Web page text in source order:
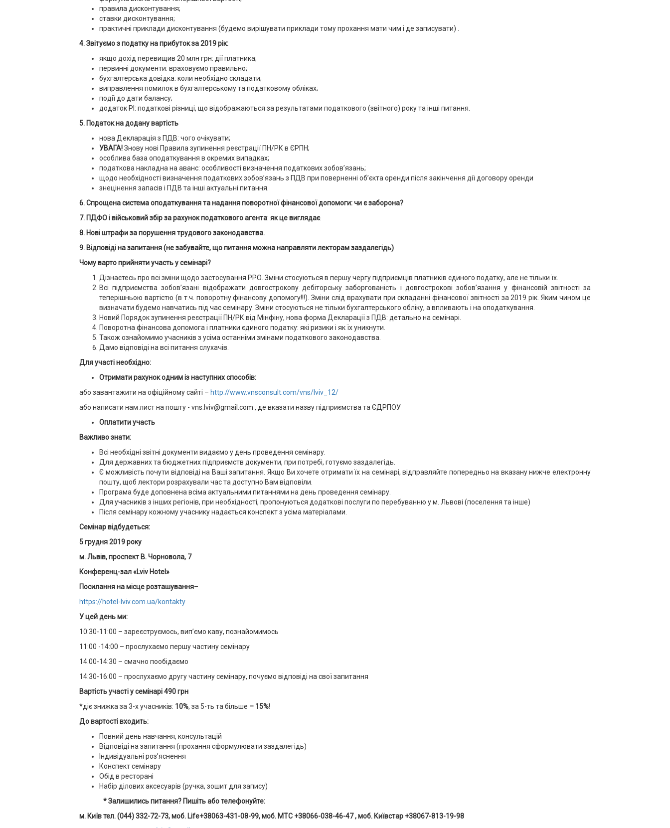
правила дисконтування;
ставки дисконтування;
практичні приклади дисконтування (будемо вирішувати приклади тому прохання мати чим і де записувати) .
4. Звітуємо з податку на прибуток за 2019 рік:
якщо дохід перевищив 20 млн грн: дії платника;
первинні документи: враховуємо правильно;
бухгалтерська довідка: коли необхідно складати;
виправлення помилок в бухгалтерському та податковому обліках;
події до дати балансу;
додаток РІ: податкові різниці, що відображаються за результатами податкового (звітного) року та інші питання.
5. Податок на додану вартість
нова Декларація з ПДВ: чого очікувати;
УВАГА!Знову нові Правила зупинення реєстрації ПН/РК в ЄРПН;
особлива база оподаткування в окремих випадках;
податкова накладна на аванс: особливості визначення податкових зобов’язань;
щодо необхідності визначення податкових зобов’язань з ПДВ при поверненні об’єкта оренди після закінчення дії договору оренди
знецінення запасів і ПДВ та інші актуальні питання.
6. Спрощена система оподаткуваннята надання поворотної фінансової допомоги: чи є заборона?
7. ПДФО і військовий збір за рахунок податкового агента: як це виглядає.
8. Нові штрафи за порушення трудового законодавства.
9. Відповіді на запитання (не забувайте, що питання можна направляти лекторам заздалегідь)
Чому варто прийняти участь у семінарі?
Дізнаєтесь про всі зміни щодо застосування РРО. Зміни стосуються в першу чергу підприємців платників єдиного податку, але не тільки їх.
Всі підприємства зобов’язані відображати довгострокову дебіторську заборгованість і довгострокові зобов’язання у фінансовій звітності за
теперішньою вартістю (в т.ч. поворотну фінансову допомогу!!!). Зміни слід врахувати при складанні фінансової звітності за 2019 рік. Яким чином це
визначати будемо навчатись під час семінару. Зміни стосуються не тільки бухгалтерського обліку, а впливають і на оподаткування.
Новий Порядок зупинення реєстрації ПН/РК від Мінфіну, нова форма Декларації з ПДВ: детально на семінарі.
Поворотна фінансова допомога і платники єдиного податку: які ризики і як їх уникнути.
Також ознайомимо учасників з усіма останніми змінами податкового законодавства.
Дамо відповіді на всі питання слухачів.
Для участі необхідно:
Отримати рахунок одним із наступних способів:
або завантажити на офіційному сайті – http://www.vnsconsult.com/vns/lviv_12/
або написати нам лист на пошту - vns.lviv@gmail.com , де вказати назву підприємства та ЄДРПОУ
Оплатити участь
Важливо знати:
Всі необхідні звітні документи видаємо у день проведення семінару.
Для державних та бюджетних підприємств документи, при потребі, готуємо заздалегідь.
Є можливість почути відповіді на Ваші запитання. Якщо Ви хочете отримати їх на семінарі, відправляйте попередньо на вказану нижче електронну
пошту, щоб лектори розрахували час та доступно Вам відповіли.
Програма буде доповнена всіма актуальними питаннями на день проведення семінару.
Для учасників з інших регіонів, при необхідності, пропонуються додаткові послуги по перебуванню у м. Львові (поселення та інше)
Після семінару кожному учаснику надається конспект з усіма матеріалами.
Семінар відбудеться:
5 грудня 2019 року
м. Львів, проспект В. Чорновола, 7
Конференц-зал «Lviv Hotel»
Посилання на місце розташування–
https://hotel-lviv.com.ua/kontakty
У цей день ми:
10:30-11:00 – зареєструємось, вип’ємо каву, познайомимось
11:00 -14:00 – прослухаємо першу частину семінару
14.00-14:30 – смачно пообідаємо
14:30-16:00 – прослухаємо другу частину семінару, почуємо відповіді на свої запитання
Вартість участі у семінарі 490 грн
*діє знижка за 3-х учасників: 10%, за 5-ть та більше – 15%!
До вартості входить:
Повний день навчання, консультацій
Відповіді на запитання (прохання сформулювати заздалегідь)
Індивідуальні роз’яснення
Конспект семінару
Обід в ресторані
Набір ділових аксесуарів (ручка, зошит для запису)
* Залишились питання? Пишіть або телефонуйте:
м. Київ тел. (044) 332-72-73, моб. Life+38063-431-08-99, моб. MTC +38066-038-46-47 , моб. Київстар +38067-813-19-98